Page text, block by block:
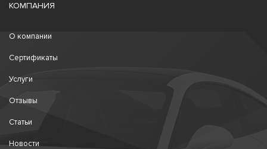
КОМПАНИЯ
О компании
Сертификаты
Услуги
Отзывы
Статьи
Новости